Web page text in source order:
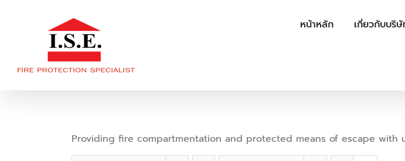
หน้าหลัก เกี่ยวกับบริ
Providing fire compartmentation and protected means of escape